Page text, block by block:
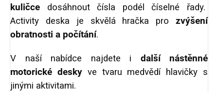
kuličce dosáhnout čísla podél číselné řady.
Activity deska je skvělá hračka pro zvýšení
obratnosti a počítání.
V naší nabídce najdete i další nástěnné
motorické deskyve tvaru medvědí hlavičky s
jinými aktivitami.